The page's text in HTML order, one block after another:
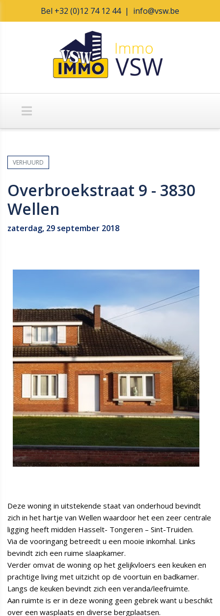
Bel +32 (0)12 74 12 44| info@vsw.be
VERHUURD
Overbroekstraat 9 - 3830
Wellen
zaterdag, 29 september 2018
Deze woning in uitstekende staat van onderhoud bevindt
zich in het hartje van Wellen waardoor het een zeer centrale
ligging heeft midden Hasselt- Tongeren – Sint-Truiden.
Via de vooringang betreedt u een mooie inkomhal. Links
bevindt zich een ruime slaapkamer.
Verder omvat de woning op het gelijkvloers een keuken en
prachtige living met uitzicht op de voortuin en badkamer.
Langs de keuken bevindt zich een veranda/leefruimte.
Aan ruimte is er in deze woning geen gebrek want u beschikt
over een wasplaats en diverse bergplaatsen.